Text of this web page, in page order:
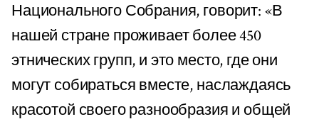
Национального Собрания, говорит: «В
нашей стране проживает более 450
этнических групп, и это место, где они
могут собираться вместе, наслаждаясь
красотой своего разнообразия и общей